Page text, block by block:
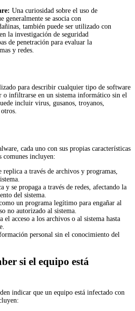
Una curiosidad sobre el uso de
generalmente se asocia con
también puede ser utilizado con
la investigación de seguridad
de penetración para evaluar la
y redes.
para describir cualquier tipo de software
o infiltrarse en un sistema informático sin el
incluir virus, gusanos, troyanos,
cada uno con sus propias características
comunes incluyen:
replica a través de archivos y programas,
y se propaga a través de redes, afectando la
del sistema.
un programa legítimo para engañar al
no autorizado al sistema.
el acceso a los archivos o al sistema hasta
personal sin el conocimiento del
si el equipo está
indicar que un equipo está infectado con